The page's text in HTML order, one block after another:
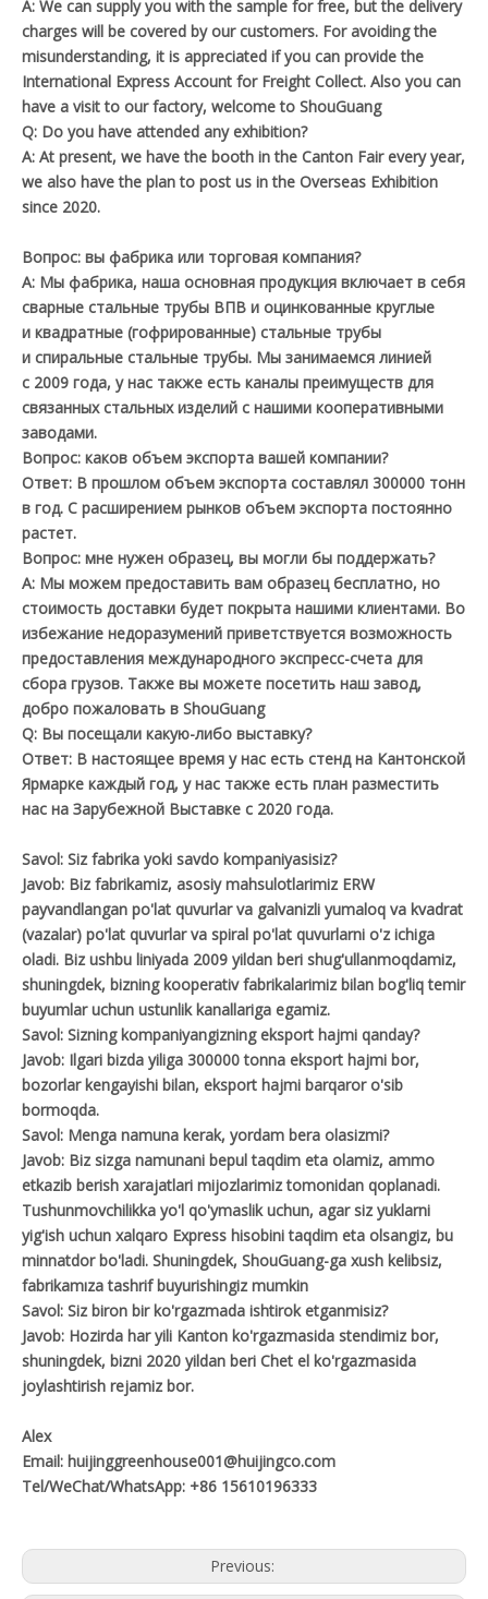
A: We can supply you with the sample for free, but the delivery
charges will be covered by our customers. For avoiding the
misunderstanding, it is appreciated if you can provide the
International Express Account for Freight Collect. Also you can
have a visit to our factory, welcome to ShouGuang
Q: Do you have attended any exhibition?
A: At present, we have the booth in the Canton Fair every year,
we also have the plan to post us in the Overseas Exhibition
since 2020.
Вопрос: вы фабрика или торговая компания?
A: Мы фабрика, наша основная продукция включает в себя
сварные стальные трубы ВПВ и оцинкованные круглые
и квадратные (гофрированные) стальные трубы
и спиральные стальные трубы. Мы занимаемся линией
с 2009 года, у нас также есть каналы преимуществ для
связанных стальных изделий с нашими кооперативными
заводами.
Вопрос: каков объем экспорта вашей компании?
Ответ: В прошлом объем экспорта составлял 300000 тонн
в год. С расширением рынков объем экспорта постоянно
растет.
Вопрос: мне нужен образец, вы могли бы поддержать?
A: Мы можем предоставить вам образец бесплатно, но
стоимость доставки будет покрыта нашими клиентами. Во
избежание недоразумений приветствуется возможность
предоставления международного экспресс-счета для
сбора грузов. Также вы можете посетить наш завод,
добро пожаловать в ShouGuang
Q: Вы посещали какую-либо выставку?
Ответ: В настоящее время у нас есть стенд на Кантонской
Ярмарке каждый год, у нас также есть план разместить
нас на Зарубежной Выставке с 2020 года.
Savol: Siz fabrika yoki savdo kompaniyasisiz?
Javob: Biz fabrikamiz, asosiy mahsulotlarimiz ERW
payvandlangan po'lat quvurlar va galvanizli yumaloq va kvadrat
(vazalar) po'lat quvurlar va spiral po'lat quvurlarni o'z ichiga
oladi. Biz ushbu liniyada 2009 yildan beri shug'ullanmoqdamiz,
shuningdek, bizning kooperativ fabrikalarimiz bilan bog'liq temir
buyumlar uchun ustunlik kanallariga egamiz.
Savol: Sizning kompaniyangizning eksport hajmi qanday?
Javob: Ilgari bizda yiliga 300000 tonna eksport hajmi bor,
bozorlar kengayishi bilan, eksport hajmi barqaror o'sib
bormoqda.
Savol: Menga namuna kerak, yordam bera olasizmi?
Javob: Biz sizga namunani bepul taqdim eta olamiz, ammo
etkazib berish xarajatlari mijozlarimiz tomonidan qoplanadi.
Tushunmovchilikka yo'l qo'ymaslik uchun, agar siz yuklarni
yig'ish uchun xalqaro Express hisobini taqdim eta olsangiz, bu
minnatdor bo'ladi. Shuningdek, ShouGuang-ga xush kelibsiz,
fabrikamıza tashrif buyurishingiz mumkin
Savol: Siz biron bir ko'rgazmada ishtirok etganmisiz?
Javob: Hozirda har yili Kanton ko'rgazmasida stendimiz bor,
shuningdek, bizni 2020 yildan beri Chet el ko'rgazmasida
joylashtirish rejamiz bor.
Alex
Email: huijinggreenhouse001@huijingco.com
Tel/WeChat/WhatsApp: +86 15610196333
Previous: